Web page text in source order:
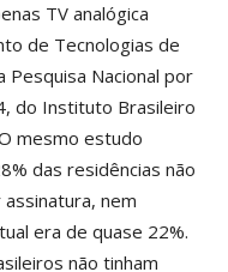
TV analógica
de Tecnologias de
Pesquisa Nacional por
do Instituto Brasileiro
mesmo estudo
das residências não
nem
era de quase 22%.
não tinham